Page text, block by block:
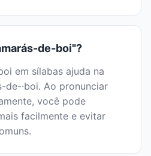
de-boi"?
em sílabas ajuda na
de-·boi. Ao pronunciar
você pode
facilmente e evitar